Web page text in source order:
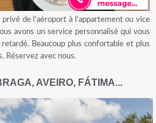
de l’aéroport à l’appartement ou vice
avons un service personnalisé qui vous
Beaucoup plus confortable et plus
Réservez avec nous.
AVEIRO, FÁTIMA...